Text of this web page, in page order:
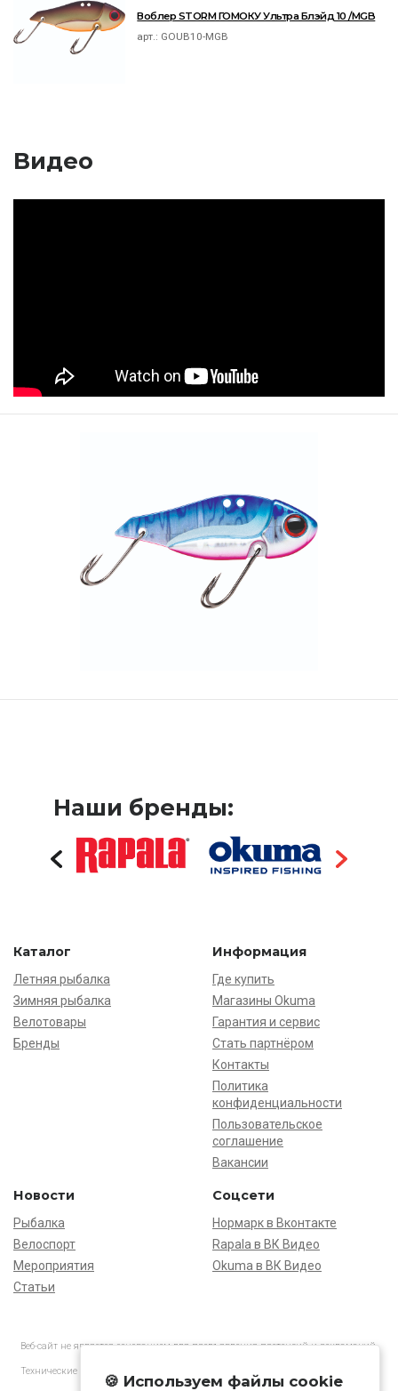
Воблер STORM ГОМОКУ Ультра Блэйд 10 /MGB
арт.: GOUB10-MGB
Видео
Наши бренды:
Каталог
Летняя рыбалка
Зимняя рыбалка
Велотовары
Бренды
Информация
Где купить
Магазины Okuma
Гарантия и сервис
Стать партнёром
Контакты
Политика
конфиденциальности
Пользовательское
соглашение
Вакансии
Новости
Рыбалка
Велоспорт
Мероприятия
Статьи
Соцсети
Нормарк в Вконтакте
Rapala в ВК Видео
Okuma в ВК Видео
Веб-сайт не является основанием для предъявления претензий и рекламаций,
Технические характеристики товаров могут отличаться от указанных на сайте.
🍪 Используем файлы cookie